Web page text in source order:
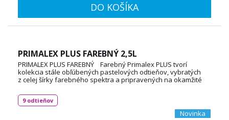
DO KOŠÍKA
PRIMALEX PLUS FAREBNÝ 2,5L
PRIMALEX PLUS FAREBNÝ Farebný Primalex PLUS tvorí
kolekcia stále obľúbených pastelových odtieňov, vybratých
z celej šírky farebného spektra a pripravených na okamžité
konečný vzhľad spolu s jednoduchou a nenáročnou
aplikáciou zabezpečujú jeho trvalú popularitu medzi
odberateľmi. Spotreba: 55 až 60 m2 (v jednej vrstve)
9 odtieňov
Novinka